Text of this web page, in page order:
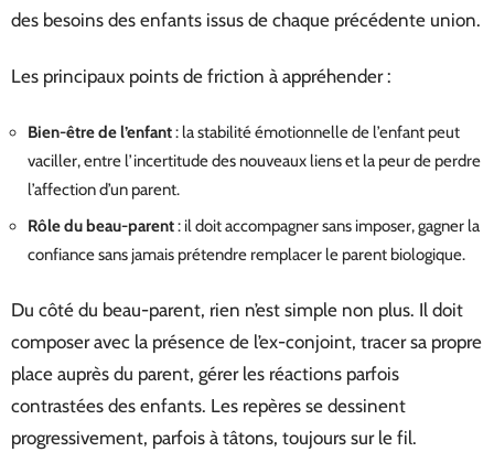
des besoins des enfants issus de chaque précédente union.
Les principaux points de friction à appréhender :
Bien-être de l’enfant: la stabilité émotionnelle de l’enfant peut
vaciller, entre l’incertitude des nouveaux liens et la peur de perdre
l’affection d’un parent.
Rôle du beau-parent: il doit accompagner sans imposer, gagner la
confiance sans jamais prétendre remplacer le parent biologique.
Du côté du beau-parent, rien n’est simple non plus. Il doit
composer avec la présence de l’ex-conjoint, tracer sa propre
place auprès du parent, gérer les réactions parfois
contrastées des enfants. Les repères se dessinent
progressivement, parfois à tâtons, toujours sur le fil.